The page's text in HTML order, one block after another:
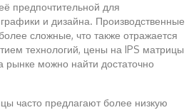
предпочтительной для
и дизайна. Производственные
сложные, что также отражается
технологий, цены на IPS матрицы
рынке можно найти достаточно
часто предлагают более низкую